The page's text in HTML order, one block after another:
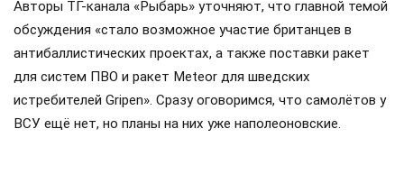
Авторы ТГ-канала «Рыбарь» уточняют, что главной темой
обсуждения «стало возможное участие британцев в
антибаллистических проектах, а также поставки ракет
для систем ПВО и ракет Meteor для шведских
истребителей Gripen». Сразу оговоримся, что самолётов у
ВСУ ещё нет, но планы на них уже наполеоновские.